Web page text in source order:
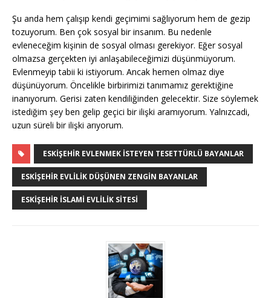
Şu anda hem çalışıp kendi geçimimi sağlıyorum hem de gezip
tozuyorum. Ben çok sosyal bir insanım. Bu nedenle
evleneceğim kişinin de sosyal olması gerekiyor. Eğer sosyal
olmazsa gerçekten iyi anlaşabileceğimizi düşünmüyorum.
Evlenmeyip tabii ki istiyorum. Ancak hemen olmaz diye
düşünüyorum. Öncelikle birbirimizi tanımamız gerektiğine
inanıyorum. Gerisi zaten kendiliğinden gelecektir. Size söylemek
istediğim şey ben gelip geçici bir ilişki aramıyorum. Yalnızcadi,
uzun süreli bir ilişki arıyorum.
ESKIŞEHIR EVLENMEK İSTEYEN TESETTÜRLÜ BAYANLAR
ESKIŞEHIR EVLILIK DÜŞÜNEN ZENGIN BAYANLAR
ESKIŞEHIR İSLAMI EVLILIK SITESI